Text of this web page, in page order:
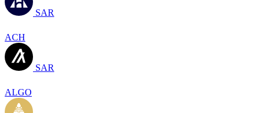
SAR
ACH
SAR
ALGO